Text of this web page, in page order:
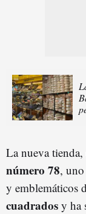
La nueva tienda,
número 78, uno
y emblemáticos
cuadrados y ha